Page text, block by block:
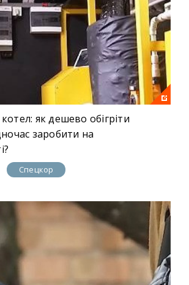
як дешево обігріти
заробити на
Спецкор